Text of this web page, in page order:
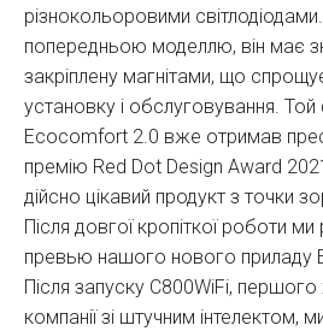
різнокольоровими світлодіодами.
попередньою моделлю, він має
закріплену магнітами, що
установку і обслуговування.
Ecocomfort 2.0 вже отримав
премію Red Dot Design Award
дійсно цікавий продукт з точки
Після довгої кропіткої роботи
превью нашого нового приладу
Після запуску C800WiFi,
компанії зі штучним інтелектом,